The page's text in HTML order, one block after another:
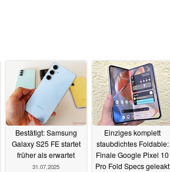
Bestätigt: Samsung
Galaxy S25 FE startet
früher als erwartet
31.07.2025
Einziges komplett
staubdichtes Foldable:
Finale Google Pixel 10
Pro Fold Specs geleakt